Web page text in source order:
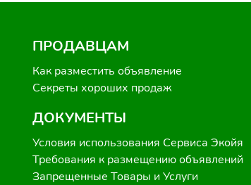
ПРОДАВЦАМ
Как разместить объявление
Секреты хороших продаж
ДОКУМЕНТЫ
Условия использования Сервиса Экойя
Требования к размещению объявлений
Запрещенные Товары и Услуги